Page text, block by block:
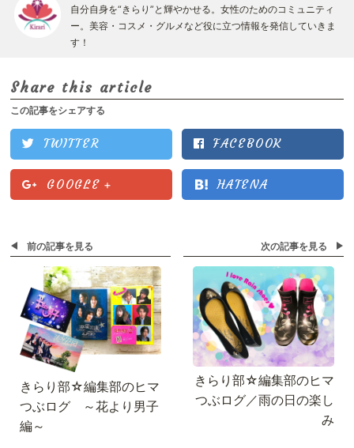
自分自身を“きらり”と輝やかせる。女性のためのコミュニティ
ー。美容・コスメ・グルメなど役に立つ情報を発信していきま
す！
Share this article
この記事をシェアする
TWITTER FACEBOOK
GOOGLE + HATENA
前の記事を見る
きらり部☆編集部のヒマ
つぶログ ～花より男子
編～
次の記事を見る
きらり部☆編集部のヒマ
つぶログ／雨の日の楽し
み